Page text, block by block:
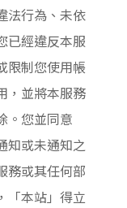
法行為、未依
已經違反本服
限制您使用帳
，並將本服務
。您並同意
知或未通知之
務或其任何部
「本站」得立